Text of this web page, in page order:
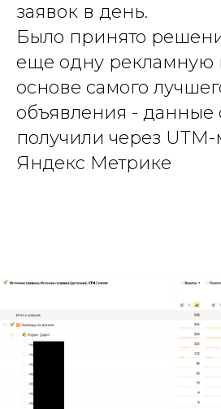
заявок в день.
Было принято
еще одну рекламную
основе самого
объявления - данные
получили через UTM-
Яндекс Метрике